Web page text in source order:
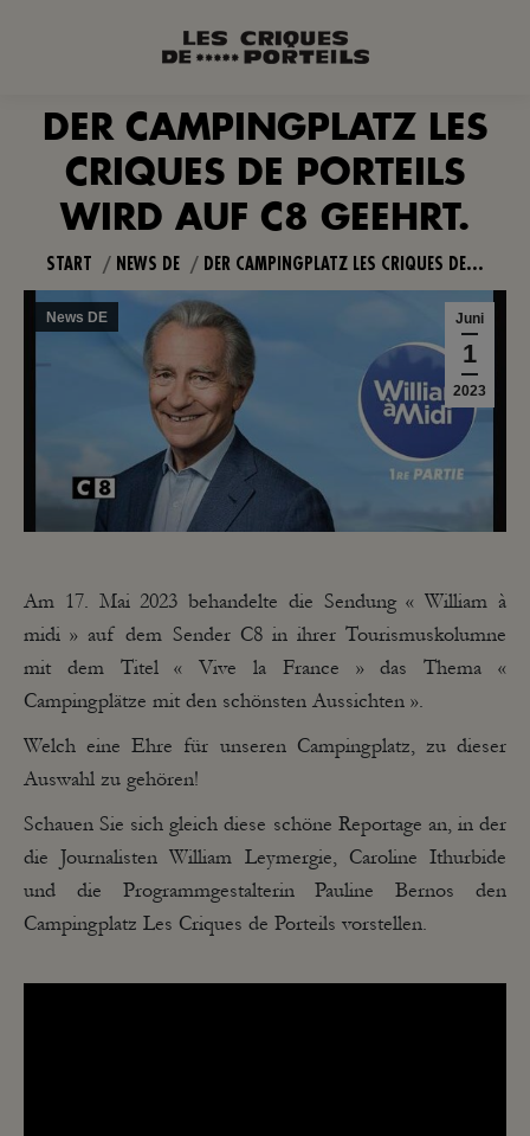
DER CAMPINGPLATZ LES
CRIQUES DE PORTEILS
WIRD AUF C8 GEEHRT.
Sie befinden sich hier:
START NEWS DE DER CAMPINGPLATZ LES CRIQUES DE…
Juni
1
2023
News DE
Am 17. Mai 2023 behandelte die Sendung « William à
midi » auf dem Sender C8 in ihrer Tourismuskolumne
mit dem Titel « Vive la France » das Thema «
Campingplätze mit den schönsten Aussichten ».
Welch eine Ehre für unseren Campingplatz, zu dieser
Auswahl zu gehören!
Schauen Sie sich gleich diese schöne Reportage an, in der
die Journalisten William Leymergie, Caroline Ithurbide
und die Programmgestalterin Pauline Bernos den
Campingplatz Les Criques de Porteils vorstellen.